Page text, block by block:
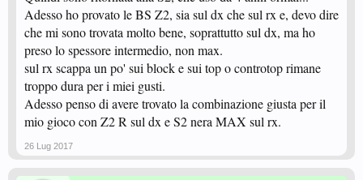
Adesso ho provato le BS Z2, sia sul dx che sul rx e, devo dire
che mi sono trovata molto bene, soprattutto sul dx, ma ho
preso lo spessore intermedio, non max.
sul rx scappa un po' sui block e sui top o controtop rimane
troppo dura per i miei gusti.
Adesso penso di avere trovato la combinazione giusta per il
mio gioco con Z2 R sul dx e S2 nera MAX sul rx.
26 Lug 2017